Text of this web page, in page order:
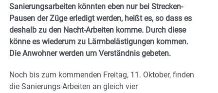
Sanierungsarbeiten könnten eben nur bei Strecken-
Pausen der Züge erledigt werden, heißt es, so dass es
deshalb zu den Nacht-Arbeiten komme. Durch diese
könne es wiederum zu Lärmbelästigungen kommen.
Die Anwohner werden um Verständnis gebeten.
Noch bis zum kommenden Freitag, 11. Oktober, finden
die Sanierungs-Arbeiten an gleich vier